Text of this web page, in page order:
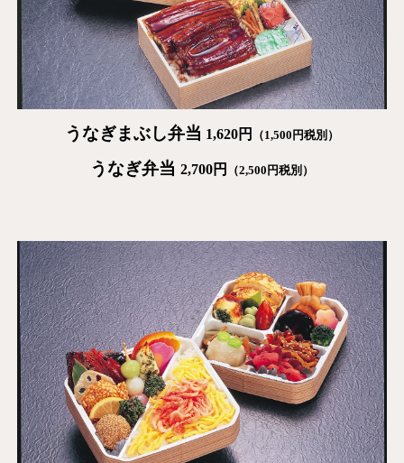
うなぎまぶし弁当 1,620円 （1,500円税別）
うなぎ弁当 2,700円 （2,500円税別）